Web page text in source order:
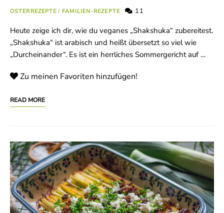
OSTERREZEPTE / FAMILIEN-REZEPTE 11
Heute zeige ich dir, wie du veganes „Shakshuka“ zubereitest.
„Shakshuka“ ist arabisch und heißt übersetzt so viel wie
„Durcheinander“. Es ist ein herrliches Sommergericht auf …
Zu meinen Favoriten hinzufügen!
READ MORE